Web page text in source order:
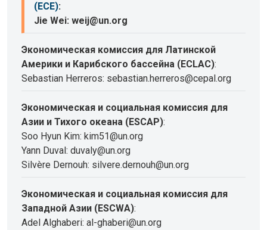
(ECE):
Jie Wei: weij@un.org
Экономическая комиссия для Латинской
Америки и Карибского бассейна (ECLAC):
Sebastian Herreros: sebastian.herreros@cepal.org
Экономическая и социальная комиссия для
Азии и Тихого океана (ESCAP):
Soo Hyun Kim: kim51@un.org
Yann Duval: duvaly@un.org
Silvère Dernouh: silvere.dernouh@un.org
Экономическая и социальная комиссия для
Западной Азии (ESCWA):
Adel Alghaberi: al-ghaberi@un.org